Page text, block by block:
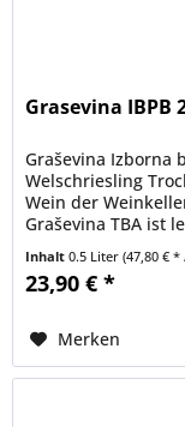
Grasevina IBPB
Graševina Izborna
Welschriesling
Wein der
Graševina TBA ist
wunderschön in
Inhalt0.5 Liter(47,80 €
23,90 € *
Merken